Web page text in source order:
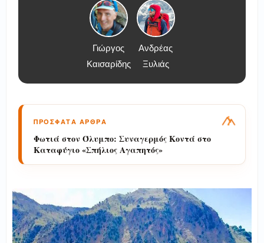
Γιώργος
Καισαρίδης
Ανδρέας
Ξυλιάς
ΠΡΟΣΦΑΤΑ ΑΡΘΡΑ
Γίνε «Συνοδός Βουνού»: Η Νέα Ειδικότητα
στην 1η ΣΑΕΚ Λάρισας (2026–2027)